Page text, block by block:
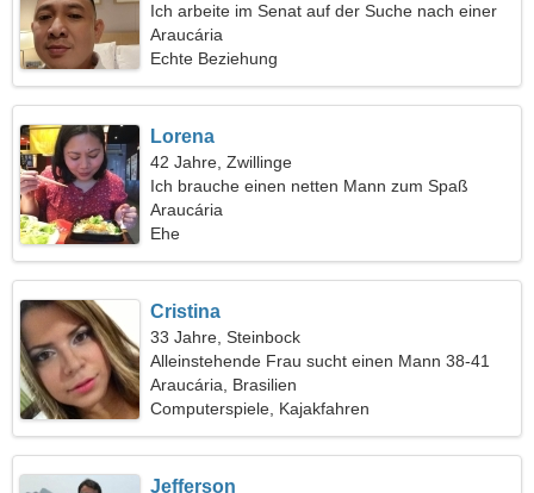
Ich arbeite im Senat auf der Suche nach einer
charmanten Frau
Araucária
Echte Beziehung
Lorena
42 Jahre, Zwillinge
Ich brauche einen netten Mann zum Spaß
Araucária
Ehe
Cristina
33 Jahre, Steinbock
Alleinstehende Frau sucht einen Mann 38-41
Araucária, Brasilien
Computerspiele, Kajakfahren
Jefferson